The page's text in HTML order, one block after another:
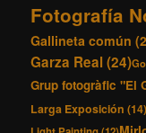
Fotografía
Gallineta común
Garza Real(24)
Grup fotogràfic "El
Larga Exposición (14)